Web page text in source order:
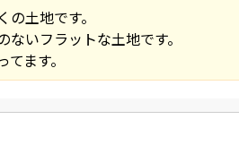
土地です。
ないフラットな土地です。
ます。